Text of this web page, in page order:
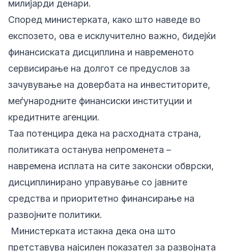
милијарди денари.
Според министерката, како што наведе во
експозето, ова е исклучително важно, бидејќи
финансиската дисциплина и навременото
сервисирање на долгот се предуслов за
зачувување на довербата на инвеститорите,
меѓународните финансиски институции и
кредитните агенции.
Таа потенцира дека на расходната страна,
политиката останува непроменета –
навремена исплата на сите законски обврски,
дисциплинирано управување со јавните
средства и приоритетно финансирање на
развојните политики.
Министерката истакна дека она што
претставува најсилен показател за развојната